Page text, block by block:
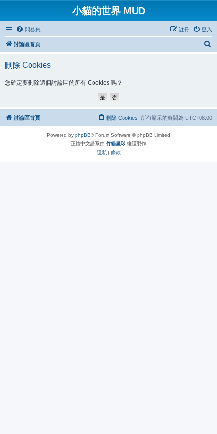
小貓的世界 MUD
問答集 登入
註冊
討論區首頁
刪除 Cookies
您確定要刪除這個討論區的所有 Cookies 嗎？
討論區首頁 所有顯示的時間為 UTC+08:00
刪除 Cookies
Powered by phpBB® Forum Software © phpBB Limited
正體中文語系由 竹貓星球 維護製作
隱私 | 條款